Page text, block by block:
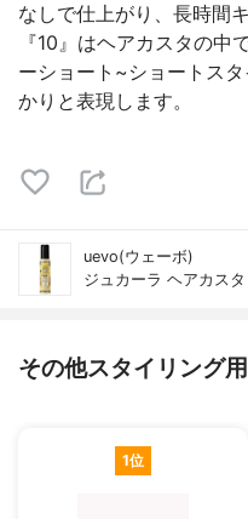
なしで仕上がり、長時間
『10』はヘアカスタの中
ーショート~ショートス
かりと表現します。
uevo(ウェーボ)
ジュカーラ ヘアカス
その他スタイリング
1位